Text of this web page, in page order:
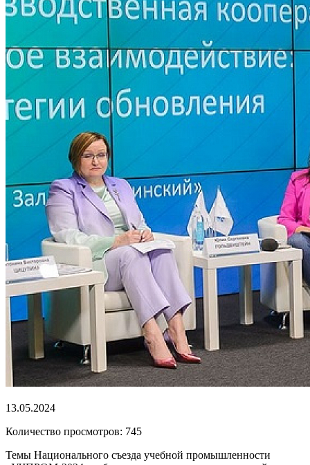
13.05.2024
Количество просмотров: 745
Темы Национального съезда учебной промышленности